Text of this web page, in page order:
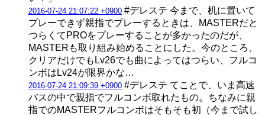
2016-07-24 21:07:22 +0900 #デレステ 今まで、机に置いて
プレーできず親指でプレーするときは、MASTERだと
つらくてPROをプレーすることが多かったのだが、
MASTERも取り組み始めることにした。今のところ、
クリアだけでもLv26でも曲によってはつらい、フルコ
ンボはLv24が限界かな…
2016-07-24 21:09:39 +0900 #デレステ てことで、いま高速
バスの中で親指でフルコンボ取れたもの。ちなみに親
指でのMASTERフルコンボはそもそも初（今まで試し